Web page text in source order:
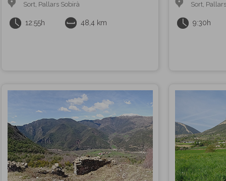
Sort, Pallars Sobirà
12:55h 48,4 km
Sort,
9:30h